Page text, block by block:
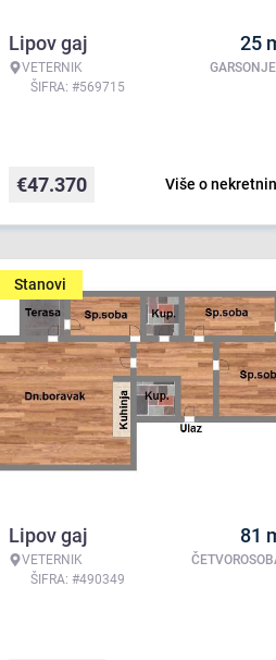
Lipov gaj
VETERNIK
ŠIFRA: #569715
25
Više o
€47.370
Stanovi
Lipov gaj
VETERNIK
ŠIFRA: #490349
81